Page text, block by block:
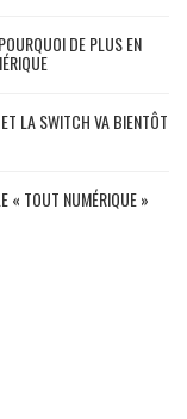
DE PLUS EN
LA SWITCH VA BIENTÔT
« TOUT NUMÉRIQUE »